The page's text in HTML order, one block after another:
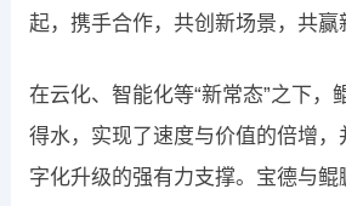
起，携手合作，共创新场景，共赢
在云化、智能化等“新常态”之下，
得水，实现了速度与价值的倍增，
字化升级的强有力支撑。宝德与